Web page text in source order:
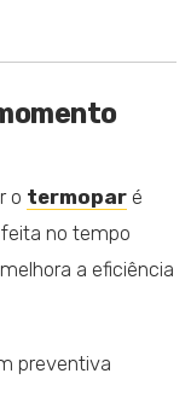
o termopar é
no tempo
a eficiência
preventiva